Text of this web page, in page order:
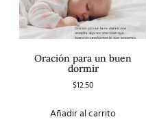
Oración para un buen
dormir
$12.50
Añadir al carrito